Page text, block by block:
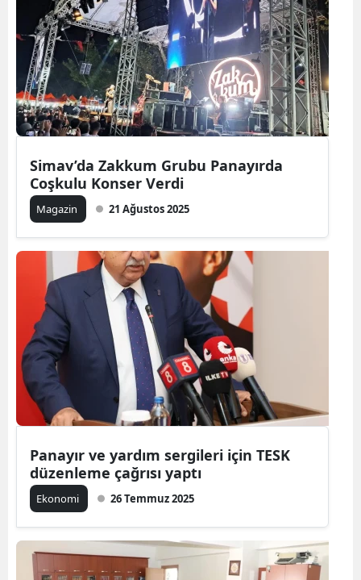
Simav’da Zakkum Grubu Panayırda
Coşkulu Konser Verdi
Magazin 21 Ağustos 2025
Panayır ve yardım sergileri için TESK
düzenleme çağrısı yaptı
Ekonomi 26 Temmuz 2025